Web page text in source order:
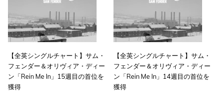
【全英シングルチャート】サム・
フェンダー＆オリヴィア・ディー
ン「Rein Me In」15週目の首位を
獲得
【全英シングルチャート】サム・
フェンダー＆オリヴィア・ディー
ン「Rein Me In」14週目の首位を
獲得